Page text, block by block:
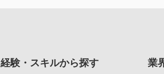
経験・スキルから探す 業